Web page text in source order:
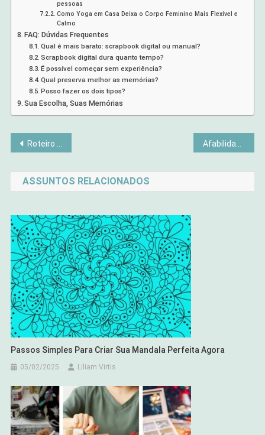
pessoas
Como Yoga em Casa Deixa o Corpo Feminino Mais Flexível e
Calmo
FAQ: Dúvidas Frequentes
Qual é mais barato: scrapbook digital ou manual?
Scrapbook digital dura quanto tempo?
É possível começar sem experiência?
Qual preserva melhor as memórias?
Posso fazer os dois tipos?
Sua Escolha, Suas Memórias
Navegação
de
Post
Roteiro de 5 Dias por Destinos Escondidos de Minas Gerais Afabilidade e Doçura: Virtudes Autênticas ou Máscaras Sociais? Lição do Evangelho
ASSUNTOS RELACIONADOS
Passos Simples Para Criar Sua Mandala Perfeita Agora
05/02/2025 Liliam Virtis